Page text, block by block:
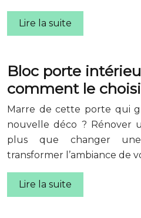
Lire la suite
Bloc porte
comment le
Marre de cette porte qui
nouvelle déco ? Rénover
plus que changer
transformer l’ambiance de
Lire la suite